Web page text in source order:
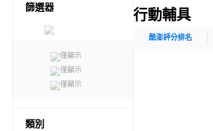
篩選器
僅顯示
僅顯示
僅顯示
類別
行動輔具
酷澎評分排名